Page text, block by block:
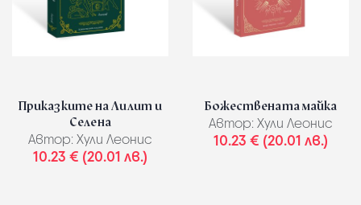
Приказките на Лилит и
Селена
Автор: Хули Леонис
10.23 € (20.01 лв.)
Божествената майка
Автор: Хули Леонис
10.23 € (20.01 лв.)